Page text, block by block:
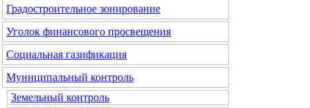
Градостроительное зонирование
Уголок финансового просвещения
Социальная газификация
Муниципальный контроль
Земельный контроль